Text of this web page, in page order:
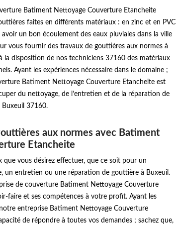
Batiment Nettoyage Couverture Etancheite
faites en différents matériaux : en zinc et en PVC
un bon écoulement des eaux pluviales dans la ville
vous fournir des travaux de gouttières aux normes à
la disposition de nos techniciens 37160 des matériaux
Ayant les expériences nécessaire dans le domaine ;
Batiment Nettoyage Couverture Etancheite est
du nettoyage, de l’entretien et de la réparation de
Buxeuil 37160.
aux normes avec Batiment
Etancheite
que vous désirez effectuer, que ce soit pour un
un entretien ou une réparation de gouttière à Buxeuil.
de couverture Batiment Nettoyage Couverture
faire et ses compétences à votre profit. Ayant les
entreprise Batiment Nettoyage Couverture
de répondre à toutes vos demandes ; sachez que,